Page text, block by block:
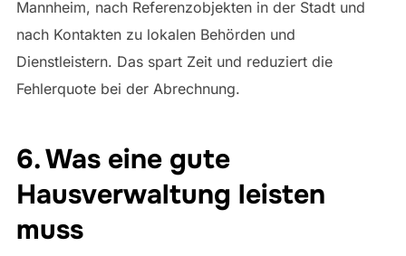
Mannheim, nach Referenzobjekten in der Stadt und
nach Kontakten zu lokalen Behörden und
Dienstleistern. Das spart Zeit und reduziert die
Fehlerquote bei der Abrechnung.
6. Was eine gute
Hausverwaltung leisten
muss